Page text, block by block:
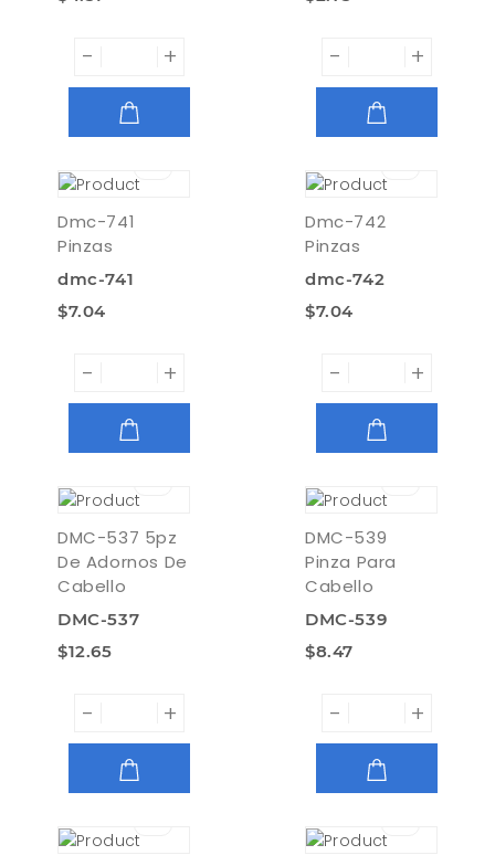
- + - +
Dmc-741
Pinzas
dmc-741
$7.04
- +
Dmc-742
Pinzas
dmc-742
$7.04
- +
DMC-537 5pz
De Adornos De
Cabello
DMC-537
$12.65
- +
DMC-539
Pinza Para
Cabello
DMC-539
$8.47
- +